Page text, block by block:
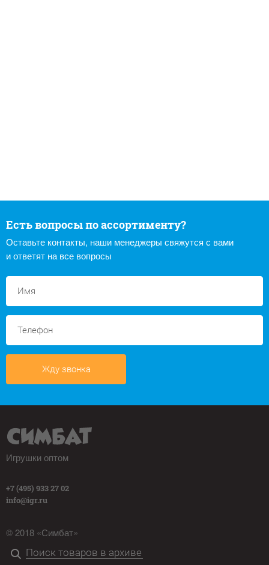
Есть вопросы по ассортименту?
Оставьте контакты, наши менеджеры свяжутся с вами
и ответят на все вопросы
Жду звонка
Игрушки оптом
+7 (495) 933 27 02
info@igr.ru
© 2018 «Симбат»